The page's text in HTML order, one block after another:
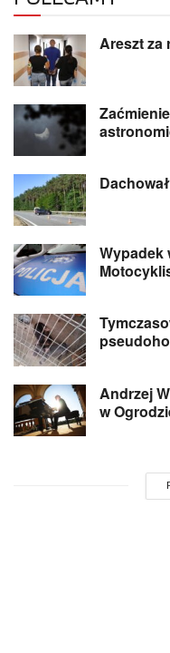
Areszt za
Wypadek
Andrzej
w